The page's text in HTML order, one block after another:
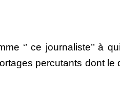
‘’ ce journaliste’’ à
percutants dont le